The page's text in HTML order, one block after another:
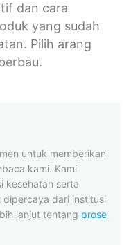
dan cara
yang sudah
Pilih arang
untuk memberikan
kami. Kami
kesehatan serta
dari institusi
lanjut tentang prose